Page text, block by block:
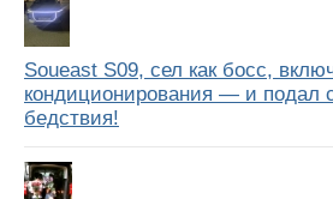
Soueast S09, сел как босс,
кондиционирования — и подал
бедствия!